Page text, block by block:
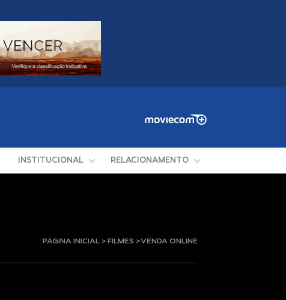
INSTITUCIONAL RELACIONAMENTO
PÁGINA INICIAL > FILMES > VENDA ONLINE